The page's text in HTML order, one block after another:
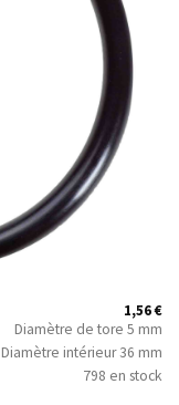
1,56€
Diamètre de tore 5 mm
Diamètre intérieur 36 mm
798 en stock